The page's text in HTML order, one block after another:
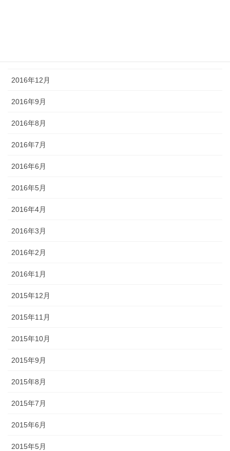
2016年12月
2016年9月
2016年8月
2016年7月
2016年6月
2016年5月
2016年4月
2016年3月
2016年2月
2016年1月
2015年12月
2015年11月
2015年10月
2015年9月
2015年8月
2015年7月
2015年6月
2015年5月